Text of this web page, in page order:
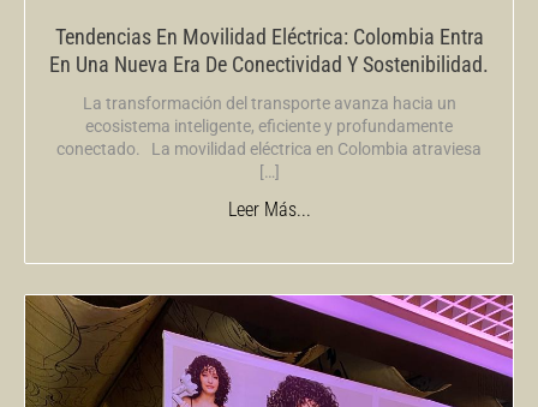
Tendencias En Movilidad Eléctrica: Colombia Entra
En Una Nueva Era De Conectividad Y Sostenibilidad.
La transformación del transporte avanza hacia un
ecosistema inteligente, eficiente y profundamente
conectado. La movilidad eléctrica en Colombia atraviesa
[…]
Leer Más...